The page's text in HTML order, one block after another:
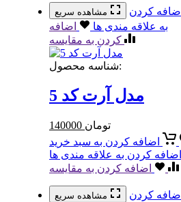
مشاهده سریع
اضافه کردن
به علاقه مندی ها
اضافه
کردن به مقایسه
شناسه محصول:
مدل آرت کد 5
140000 تومان
اضافه کردن به سبد خرید
اضافه کردن به علاقه مندی ها
اضافه کردن به مقایسه
مشاهده سریع
اضافه کردن